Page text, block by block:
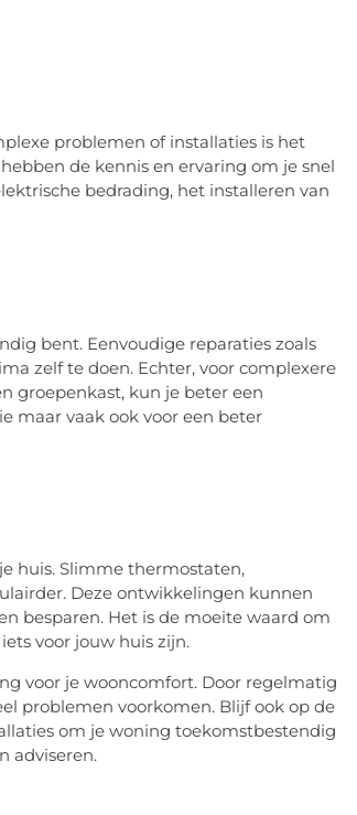
problemen of installaties is het
de kennis en ervaring om je snel
bedrading, het installeren van
bent. Eenvoudige reparaties zoals
zelf te doen. Echter, voor complexere
groepenkast, kun je beter een
maar vaak ook voor een beter
huis. Slimme thermostaten,
Deze ontwikkelingen kunnen
besparen. Het is de moeite waard om
voor jouw huis zijn.
voor je wooncomfort. Door regelmatig
problemen voorkomen. Blijf ook op de
om je woning toekomstbestendig
adviseren.